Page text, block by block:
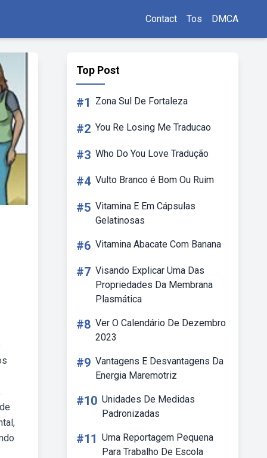
Contact Tos DMCA
Top Post
#1 Zona Sul De Fortaleza
#2 You Re Losing Me Traducao
#3 Who Do You Love Tradução
#4 Vulto Branco é Bom Ou Ruim
#5 Vitamina E Em Cápsulas
Gelatinosas
#6 Vitamina Abacate Com Banana
#7 Visando Explicar Uma Das
Propriedades Da Membrana
Plasmática
#8 Ver O Calendário De Dezembro
2023
#9 Vantagens E Desvantagens Da
Energia Maremotriz
#10 Unidades De Medidas
Padronizadas
#11 Uma Reportagem Pequena
Para Trabalho De Escola